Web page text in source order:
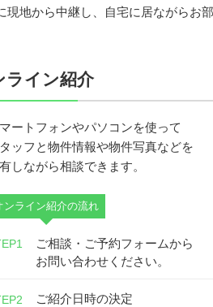
現地から中継し、自宅に居ながらお
ライン紹介
ートフォンやパソコンを使って
ッフと物件情報や物件写真などを
しながら相談できます。
ンライン紹介の流れ
ご相談・ご予約フォームから
お問い合わせください。
ご紹介日時の決定